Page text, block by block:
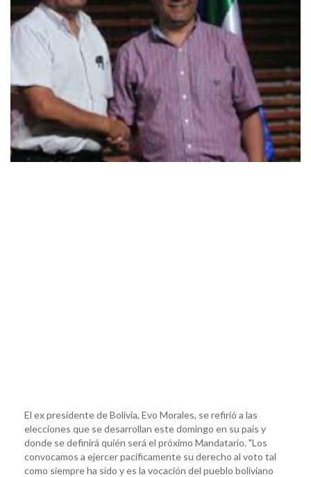
El ex presidente de Bolivia, Evo Morales, se refirió a las
elecciones que se desarrollan este domingo en su país y
donde se definirá quién será el próximo Mandatario. "Los
convocamos a ejercer pacíficamente su derecho al voto tal
como siempre ha sido y es la vocación del pueblo boliviano